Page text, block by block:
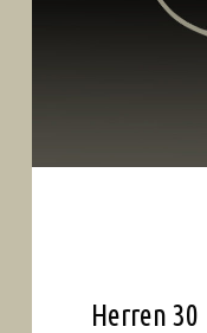
Herren 30